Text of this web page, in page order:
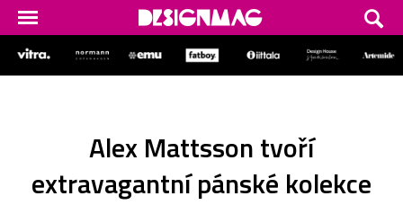
Alex Mattsson tvoří
extravagantní pánské kolekce